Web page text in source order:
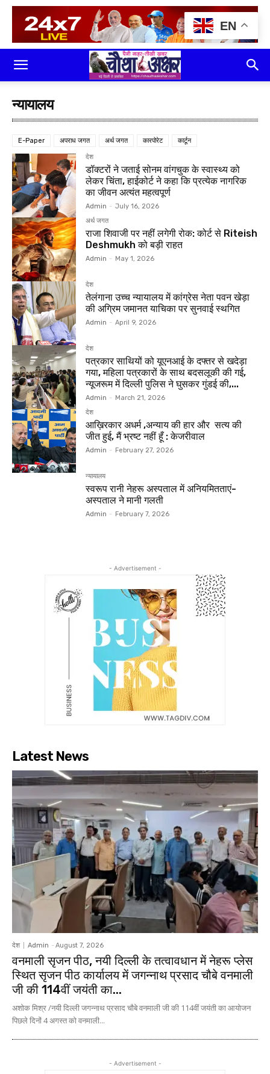
न्यायालय
E-Paper अपराध जगत अर्थ जगत कारपोरेट कार्टून
देश
डॉक्टरों ने जताई सोनम वांगचुक के स्वास्थ्य को
लेकर चिंता, हाईकोर्ट ने कहा कि प्रत्येक नागरिक
का जीवन अत्यंत महत्वपूर्ण
Admin - July 16, 2026
अर्थ जगत
राजा शिवाजी पर नहीं लगेगी रोक: कोर्ट से Riteish
Deshmukh को बड़ी राहत
Admin - May 1, 2026
देश
तेलंगाना उच्च न्यायालय में कांग्रेस नेता पवन खेड़ा
की अग्रिम जमानत याचिका पर सुनवाई स्थगित
Admin - April 9, 2026
देश
पत्रकार साथियों को यूएनआई के दफ्तर से खदेड़ा
गया, महिला पत्रकारों के साथ बदसलूकी की गई,
न्यूजरूम में दिल्ली पुलिस ने घुसकर गुंडई की,...
Admin -
March 21, 2026
देश
आख़िरकार अधर्म ,अन्याय की हार और सत्य की
जीत हुई, मैं भ्रष्ट नहीं हूँ : केजरीवाल
Admin - February 27, 2026
न्यायालय
स्वरूप रानी नेहरू अस्पताल में अनियमितताएं-
अस्पताल ने मानी गलती
Admin - February 7, 2026
- Advertisement -
Latest News
देश Admin - August 7, 2026
वनमाली सृजन पीठ, नयी दिल्ली के तत्वावधान में नेहरू प्लेस
स्थित सृजन पीठ कार्यालय में जगन्नाथ प्रसाद चौबे वनमाली
जी की 114वीं जयंती का...
अशोक मिश्र /नयी दिल्ली जगन्नाथ प्रसाद चौबे वनमाली जी की 114वीं जयंती का आयोजन
पिछले दिनों 4 अगस्त को वनमाली...
- Advertisement -
EN